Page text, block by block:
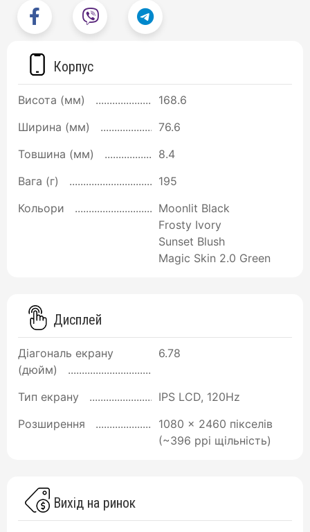
Корпус
Висота (мм)
168.6
Ширина (мм)
76.6
Товшина (мм)
8.4
Вага (г)
195
Кольори
Moonlit Black
Frosty Ivory
Sunset Blush
Magic Skin 2.0 Green
Дисплей
Діагональ екрану
(дюйм)
6.78
Тип екрану
IPS LCD, 120Hz
Розширення
1080 x 2460 пікселів
(~396 ppi щільність)
Вихід на ринок